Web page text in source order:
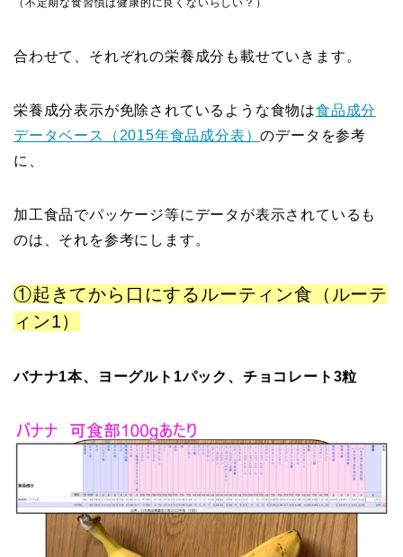
（不定期な食習慣は健康的に良くないらしい？）
合わせて、それぞれの栄養成分も載せていきます。
栄養成分表示が免除されているような食物は食品成分
データベース（2015年食品成分表）のデータを参考
に、
加工食品でパッケージ等にデータが表示されているも
のは、それを参考にします。
①起きてから口にするルーティン食（ルーテ
ィン1）
バナナ1本、ヨーグルト1パック、チョコレート3粒